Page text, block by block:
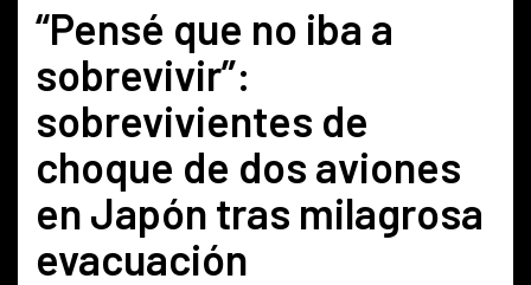
“Pensé que no iba a
sobrevivir”:
sobrevivientes de
choque de dos aviones
en Japón tras milagrosa
evacuación